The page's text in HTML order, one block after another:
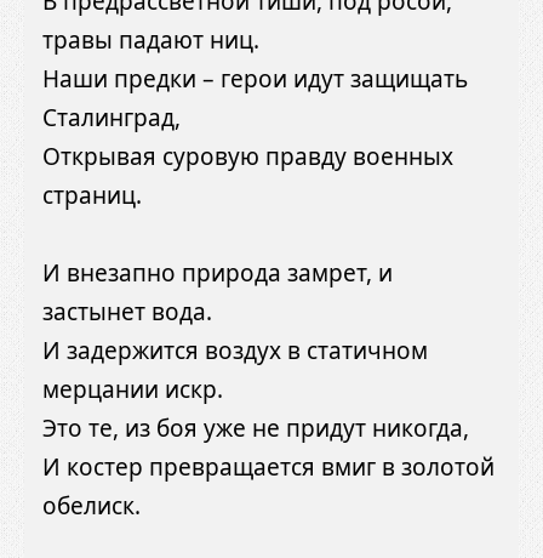
травы падают ниц.
Наши предки – герои идут защищать
Сталинград,
Открывая суровую правду военных
страниц.
И внезапно природа замрет, и
застынет вода.
И задержится воздух в статичном
мерцании искр.
Это те, из боя уже не придут никогда,
И костер превращается вмиг в золотой
обелиск.